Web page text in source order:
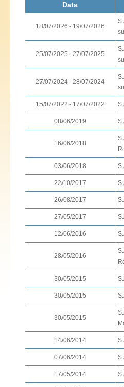
Data
18/07/2026 - 19/07/2026
25/07/2025 - 27/07/2025
27/07/2024 - 28/07/2024
15/07/2022 - 17/07/2022
08/06/2019
16/06/2018
03/06/2018
22/10/2017
26/08/2017
27/05/2017
12/06/2016
28/05/2016
30/05/2015
30/05/2015
30/05/2015
14/06/2014
07/06/2014
17/05/2014